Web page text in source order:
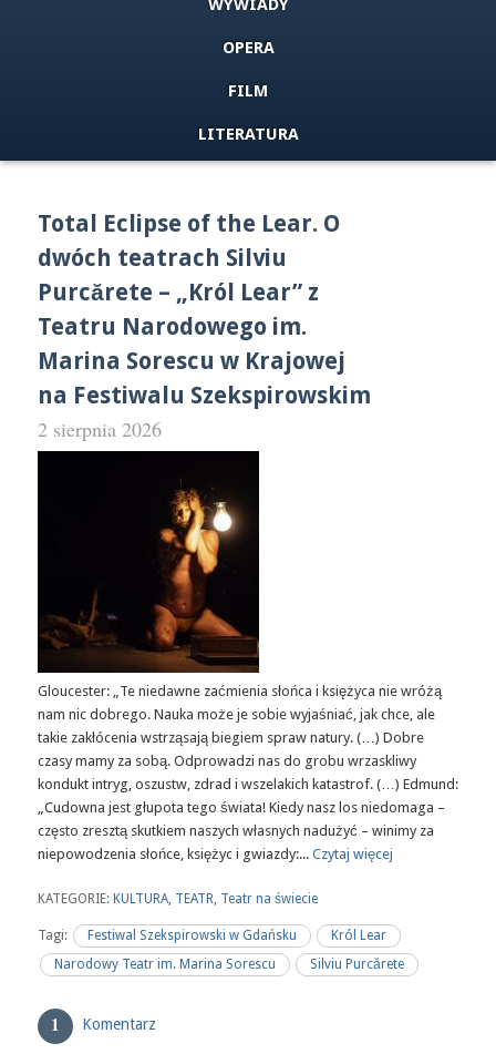
OPERA
FILM
LITERATURA
Total Eclipse of the Lear. O
dwóch teatrach Silviu
Purcărete – „Król Lear” z
Teatru Narodowego im.
Marina Sorescu w Krajowej
na Festiwalu Szekspirowskim
2 sierpnia 2026
Gloucester: „Te niedawne zaćmienia słońca i księżyca nie wróżą
nam nic dobrego. Nauka może je sobie wyjaśniać, jak chce, ale
takie zakłócenia wstrząsają biegiem spraw natury. (…) Dobre
czasy mamy za sobą. Odprowadzi nas do grobu wrzaskliwy
kondukt intryg, oszustw, zdrad i wszelakich katastrof. (…) Edmund:
„Cudowna jest głupota tego świata! Kiedy nasz los niedomaga –
często zresztą skutkiem naszych własnych nadużyć – winimy za
niepowodzenia słońce, księżyc i gwiazdy:... Czytaj więcej
KATEGORIE: KULTURA, TEATR, Teatr na świecie
Tagi: Festiwal Szekspirowski w Gdańsku
Król Lear
Narodowy Teatr im. Marina Sorescu
Silviu Purcărete
1 Komentarz